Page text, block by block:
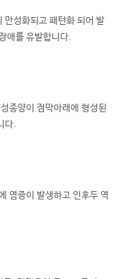
만성화되고 패턴화 되어 발
애를 유발합니다.
종양이 점막아래에 형성된
다.
염증이 발생하고 인후두 역